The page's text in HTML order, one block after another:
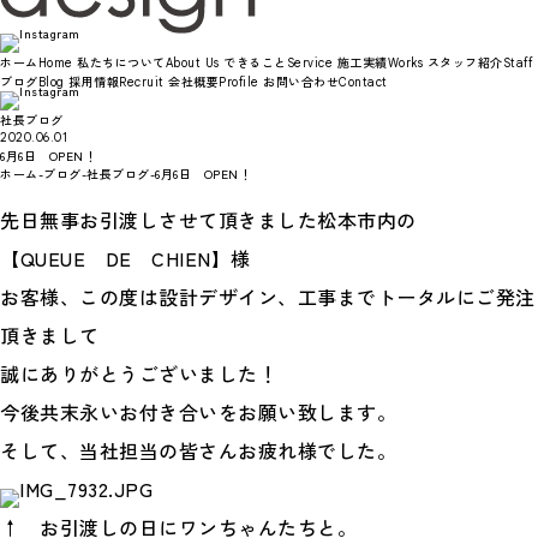
ホーム Home 私たちについてAbout Us できること Service 施工実績Works スタッフ紹介Staff
ブログBlog 採用情報Recruit 会社概要Profile お問い合わせContact
社長ブログ
2020.06.01
6月6日 OPEN！
ホーム-ブログ-社長ブログ-6月6日 OPEN！
先日無事お引渡しさせて頂きました松本市内の
【QUEUE DE CHIEN】様
お客様、この度は設計デザイン、工事までトータルにご発注
頂きまして
誠にありがとうございました！
今後共末永いお付き合いをお願い致します。
そして、当社担当の皆さんお疲れ様でした。
↑ お引渡しの日にワンちゃんたちと。